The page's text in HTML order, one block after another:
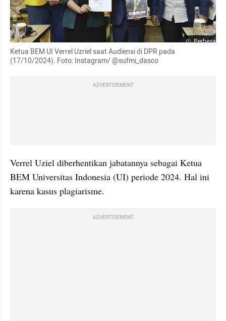
Perbesar
Ketua BEM UI Verrel Uzriel saat Audiensi di DPR pada
(17/10/2024). Foto: Instagram/ @sufmi_dasco
ADVERTISEMENT
Verrel Uziel diberhentikan jabatannya sebagai Ketua
BEM Universitas Indonesia (UI) periode 2024. Hal ini
karena kasus plagiarisme.
ADVERTISEMENT